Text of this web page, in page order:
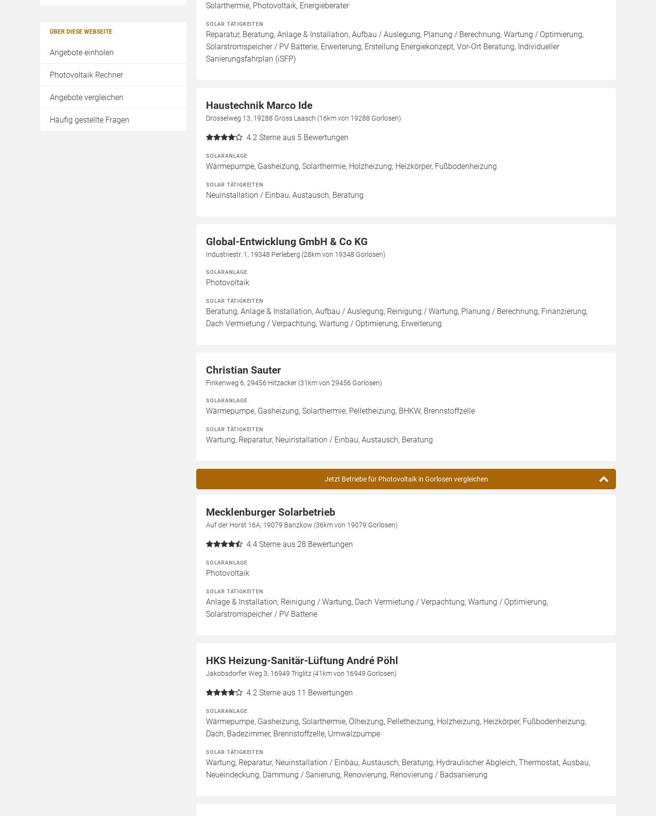
ÜBER DIESE WEBSEITE
Angebote einholen
Photovoltaik Rechner
Angebote vergleichen
Häufig gestellte Fragen
Solarthermie, Photovoltaik, Energieberater
SOLAR TÄTIGKEITEN
Reparatur, Beratung, Anlage & Installation, Aufbau / Auslegung, Planung / Berechnung, Wartung / Optimierung,
Solarstromspeicher / PV Batterie, Erweiterung, Erstellung Energiekonzept, Vor-Ort Beratung, Individueller
Sanierungsfahrplan (iSFP)
Haustechnik Marco Ide
Drosselweg 13, 19288 Gross Laasch (16km von 19288 Gorlosen)
4.2 Sterne aus 5 Bewertungen
SOLARANLAGE
Wärmepumpe, Gasheizung, Solarthermie, Holzheizung, Heizkörper, Fußbodenheizung
SOLAR TÄTIGKEITEN
Neuinstallation / Einbau, Austausch, Beratung
Global-Entwicklung GmbH & Co KG
Industriestr. 1, 19348 Perleberg (28km von 19348 Gorlosen)
SOLARANLAGE
Photovoltaik
SOLAR TÄTIGKEITEN
Beratung, Anlage & Installation, Aufbau / Auslegung, Reinigung / Wartung, Planung / Berechnung, Finanzierung,
Dach Vermietung / Verpachtung, Wartung / Optimierung, Erweiterung
Christian Sauter
Finkenweg 6, 29456 Hitzacker (31km von 29456 Gorlosen)
SOLARANLAGE
Wärmepumpe, Gasheizung, Solarthermie, Pelletheizung, BHKW, Brennstoffzelle
SOLAR TÄTIGKEITEN
Wartung, Reparatur, Neuinstallation / Einbau, Austausch, Beratung
Jetzt Betriebe für Photovoltaik in Gorlosen vergleichen
Mecklenburger Solarbetrieb
Auf der Horst 16A, 19079 Banzkow (36km von 19079 Gorlosen)
4.4 Sterne aus 28 Bewertungen
SOLARANLAGE
Photovoltaik
SOLAR TÄTIGKEITEN
Anlage & Installation, Reinigung / Wartung, Dach Vermietung / Verpachtung, Wartung / Optimierung,
Solarstromspeicher / PV Batterie
HKS Heizung-Sanitär-Lüftung André Pöhl
Jakobsdorfer Weg 3, 16949 Triglitz (41km von 16949 Gorlosen)
4.2 Sterne aus 11 Bewertungen
SOLARANLAGE
Wärmepumpe, Gasheizung, Solarthermie, Ölheizung, Pelletheizung, Holzheizung, Heizkörper, Fußbodenheizung,
Dach, Badezimmer, Brennstoffzelle, Umwälzpumpe
SOLAR TÄTIGKEITEN
Wartung, Reparatur, Neuinstallation / Einbau, Austausch, Beratung, Hydraulischer Abgleich, Thermostat, Ausbau,
Neueindeckung, Dämmung / Sanierung, Renovierung, Renovierung / Badsanierung